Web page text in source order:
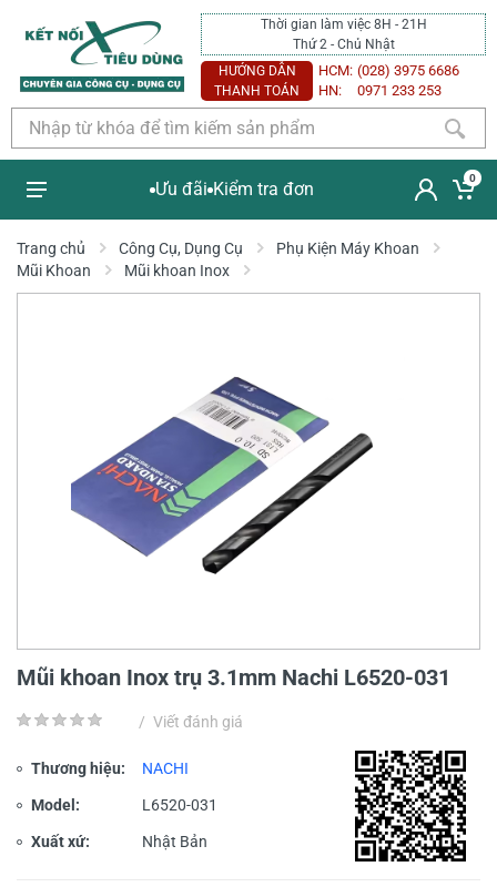
Thời gian làm việc 8H - 21H
Thứ 2 - Chủ Nhật
HƯỚNG DẪN
THANH TOÁN
HCM: (028) 3975 6686
HN:
0971 233 253
Ưu đãi Kiểm tra đơn
0
Trang chủ Công Cụ, Dụng Cụ
Phụ Kiện Máy Khoan
Mũi Khoan
Mũi khoan Inox
Mũi khoan Inox trụ 3.1mm Nachi L6520-031
/ Viết đánh giá
Thương hiệu: NACHI
Model: L6520-031
Xuất xứ: Nhật Bản